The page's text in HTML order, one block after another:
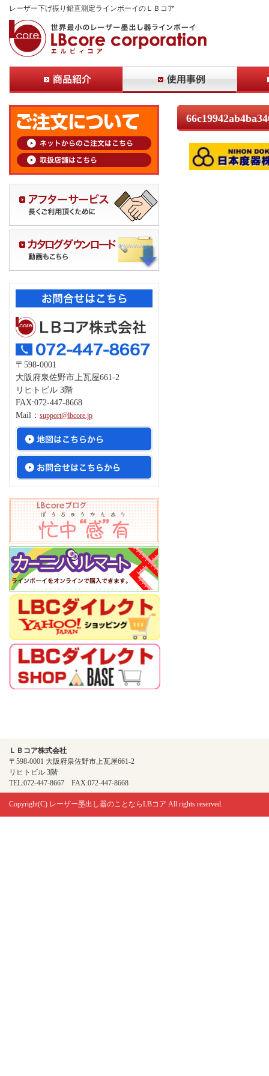
レーザー下げ振り鉛直測定ラインボーイのＬＢコア
〒598-0001
大阪府泉佐野市上瓦屋661-2
リヒトビル 3階
FAX:072-447-8668
Mail： support@lbcore.jp
ＬＢコア株式会社
〒598-0001 大阪府泉佐野市上瓦屋661-2
リヒトビル 3階
TEL:072-447-8667 FAX:072-447-8668
Copyright(C) レーザー墨出し器のことならLBコア All rights reserved.